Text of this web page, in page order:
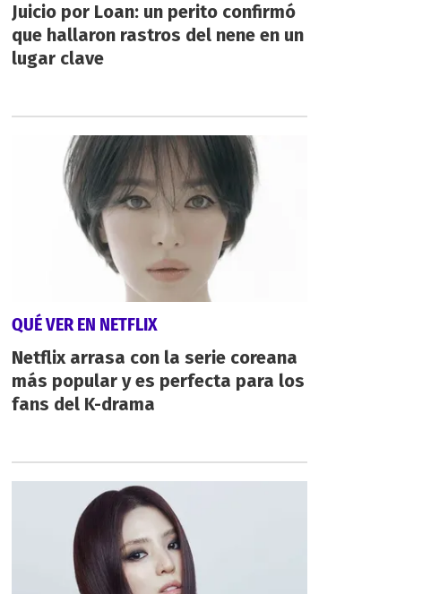
Juicio por Loan: un perito confirmó
que hallaron rastros del nene en un
lugar clave
QUÉ VER EN NETFLIX
Netflix arrasa con la serie coreana
más popular y es perfecta para los
fans del K-drama